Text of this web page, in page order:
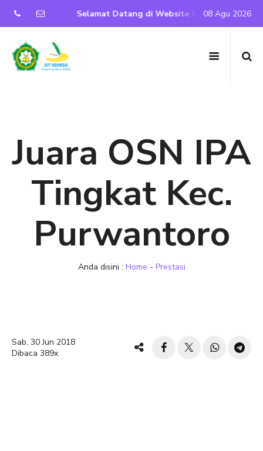
Selamat Datang di Website Resmi SD IT Nurul
08 Agu 2026
Juara OSN IPA
Tingkat Kec.
Purwantoro
Anda disini : Home - Prestasi
Sab, 30 Jun 2018
Dibaca 389x